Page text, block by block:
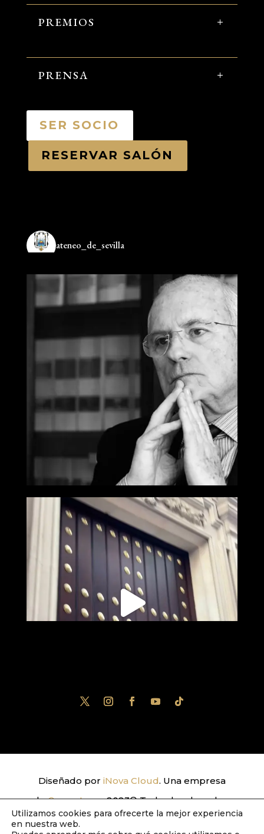
PREMIOS
PRENSA
SER SOCIO
RESERVAR SALÓN
ateneo_de_sevilla
Diseñado por iNova Cloud. Una empresa
deGrupo Inova2023© Todos los derechos
reservados.Política de Privacidad|Aviso
Utilizamos cookies para ofrecerte la mejor experiencia
en nuestra web.